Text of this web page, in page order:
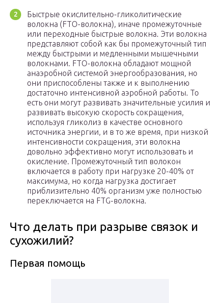
Быстрые окислительно-гликолитические
волокна (FTO-волокна), иначе промежуточные
или переходные быстрые волокна. Эти волокна
представляют собой как бы промежуточный тип
между быстрыми и медленными мышечными
волокнами. FTO-волокна обладают мощной
анаэробной системой энергообразования, но
они приспособлены также и к выполнению
достаточно интенсивной аэробной работы. То
есть они могут развивать значительные усилия и
развивать высокую скорость сокращения,
используя гликолиз в качестве основного
источника энергии, и в то же время, при низкой
интенсивности сокращения, эти волокна
довольно эффективно могут использовать и
окисление. Промежуточный тип волокон
включается в работу при нагрузке 20-40% от
максимума, но когда нагрузка достигает
приблизительно 40% организм уже полностью
переключается на FTG-волокна.
Что делать при разрыве связок и
сухожилий?
Первая помощь